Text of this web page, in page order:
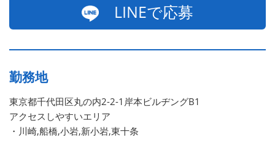
LINEで応募
勤務地
東京都千代田区丸の内2-2-1岸本ビルヂングB1
アクセスしやすいエリア
・川崎,船橋,小岩,新小岩,東十条